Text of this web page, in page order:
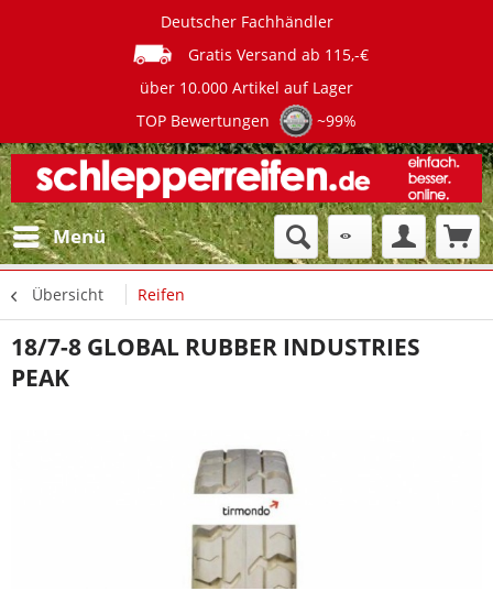
Deutscher Fachhändler
Gratis Versand ab 115,-€
über 10.000 Artikel auf Lager
TOP Bewertungen
~99%
Menü
Übersicht Reifen
18/7-8 GLOBAL RUBBER INDUSTRIES
PEAK